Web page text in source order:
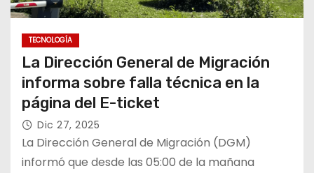
TECNOLOGÍA
La Dirección General de Migración
informa sobre falla técnica en la
página del E-ticket
Dic 27, 2025
La Dirección General de Migración (DGM)
informó que desde las 05:00 de la mañana